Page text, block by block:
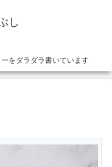
し
をダラダラ書いています